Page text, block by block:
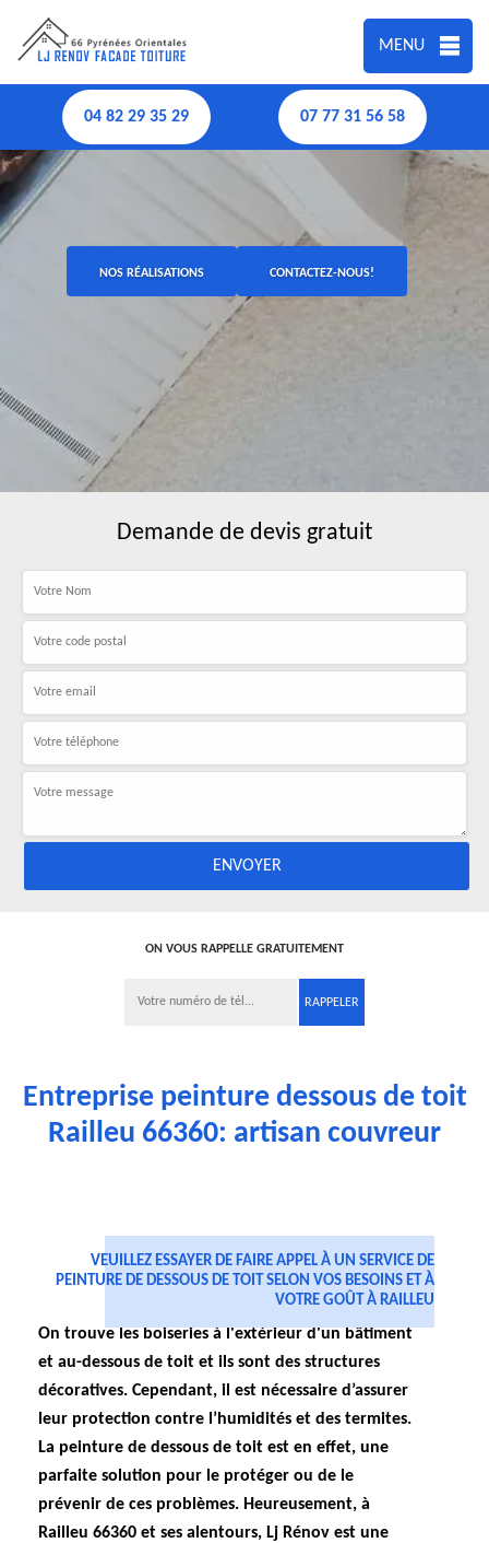
MENU
04 82 29 35 29 07 77 31 56 58
NOS RÉALISATIONS CONTACTEZ-NOUS!
Demande de devis gratuit
ON VOUS RAPPELLE GRATUITEMENT
Entreprise peinture dessous de toit
Railleu 66360: artisan couvreur
VEUILLEZ ESSAYER DE FAIRE APPEL À UN SERVICE DE
PEINTURE DE DESSOUS DE TOIT SELON VOS BESOINS ET À
VOTRE GOÛT À RAILLEU
On trouve les boiseries à l'extérieur d'un bâtiment
et au-dessous de toit et ils sont des structures
décoratives. Cependant, il est nécessaire d’assurer
leur protection contre l’humidités et des termites.
La peinture de dessous de toit est en effet, une
parfaite solution pour le protéger ou de le
prévenir de ces problèmes. Heureusement, à
Railleu 66360 et ses alentours, Lj Rénov est une